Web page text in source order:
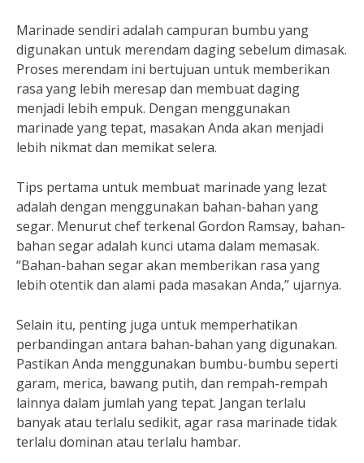
Marinade sendiri adalah campuran bumbu yang
digunakan untuk merendam daging sebelum dimasak.
Proses merendam ini bertujuan untuk memberikan
rasa yang lebih meresap dan membuat daging
menjadi lebih empuk. Dengan menggunakan
marinade yang tepat, masakan Anda akan menjadi
lebih nikmat dan memikat selera.
Tips pertama untuk membuat marinade yang lezat
adalah dengan menggunakan bahan-bahan yang
segar. Menurut chef terkenal Gordon Ramsay, bahan-
bahan segar adalah kunci utama dalam memasak.
“Bahan-bahan segar akan memberikan rasa yang
lebih otentik dan alami pada masakan Anda,” ujarnya.
Selain itu, penting juga untuk memperhatikan
perbandingan antara bahan-bahan yang digunakan.
Pastikan Anda menggunakan bumbu-bumbu seperti
garam, merica, bawang putih, dan rempah-rempah
lainnya dalam jumlah yang tepat. Jangan terlalu
banyak atau terlalu sedikit, agar rasa marinade tidak
terlalu dominan atau terlalu hambar.